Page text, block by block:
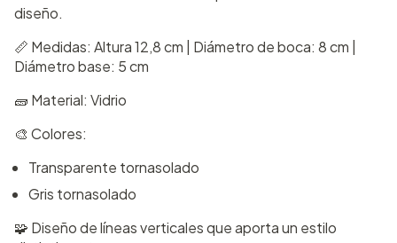
diseño.
📏 Medidas: Altura 12,8 cm | Diámetro de boca: 8 cm |
Diámetro base: 5 cm
🧱 Material: Vidrio
🎨 Colores:
Transparente tornasolado
Gris tornasolado
🧩 Diseño de líneas verticales que aporta un estilo